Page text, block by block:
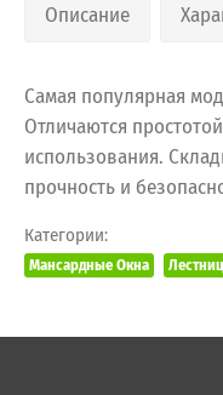
Описание
Самая популярная
Отличаются
использования.
прочность и
Категории:
Мансардные Окна